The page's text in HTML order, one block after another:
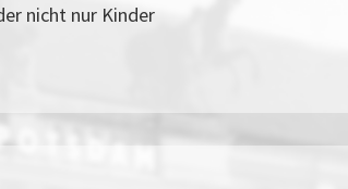
nicht nur Kinder